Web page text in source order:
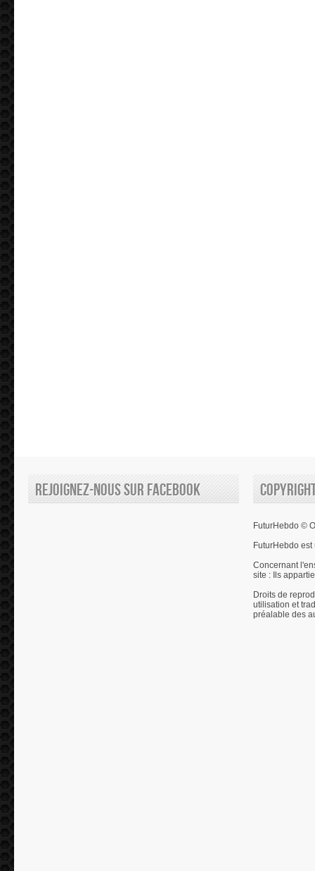
Rejoignez-nous sur Facebook
FuturHebdo ©
FuturHebdo
Concernant
site : Ils
Droits de
utilisation et
préalable des